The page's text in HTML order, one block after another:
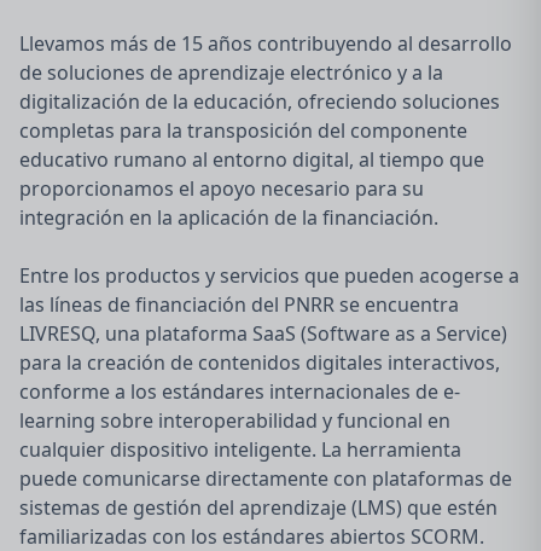
Llevamos más de 15 años contribuyendo al desarrollo
de soluciones de aprendizaje electrónico y a la
digitalización de la educación, ofreciendo soluciones
completas para la transposición del componente
educativo rumano al entorno digital, al tiempo que
proporcionamos el apoyo necesario para su
integración en la aplicación de la financiación.
Entre los productos y servicios que pueden acogerse a
las líneas de financiación del PNRR se encuentra
LIVRESQ, una plataforma SaaS (Software as a Service)
para la creación de contenidos digitales interactivos,
conforme a los estándares internacionales de e-
learning sobre interoperabilidad y funcional en
cualquier dispositivo inteligente. La herramienta
puede comunicarse directamente con plataformas de
sistemas de gestión del aprendizaje (LMS) que estén
familiarizadas con los estándares abiertos SCORM.